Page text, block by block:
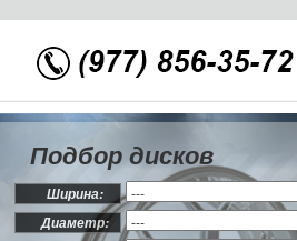
Подбор дисков
Ширина:
Диаметр: